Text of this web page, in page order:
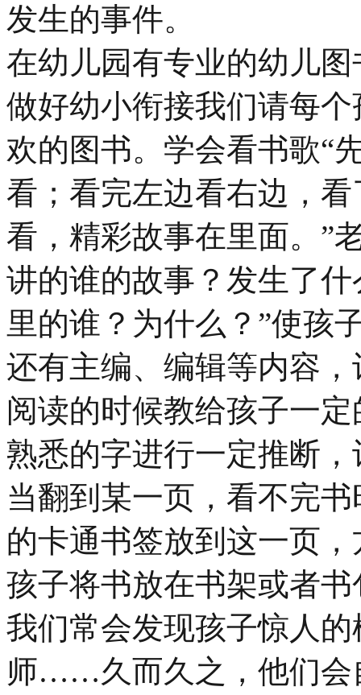
发生的事件。
在幼儿园有专业的幼儿
做好幼小衔接我们请每
欢的图书。学会看书歌“
看；看完左边看右边，
看，精彩故事在里面。”
讲的谁的故事？发生了
里的谁？为什么？”使孩
还有主编、编辑等内容
阅读的时候教给孩子一
熟悉的字进行一定推断
当翻到某一页，看不完
的卡通书签放到这一页
孩子将书放在书架或者书
我们常会发现孩子惊人
师……久而久之，他们会